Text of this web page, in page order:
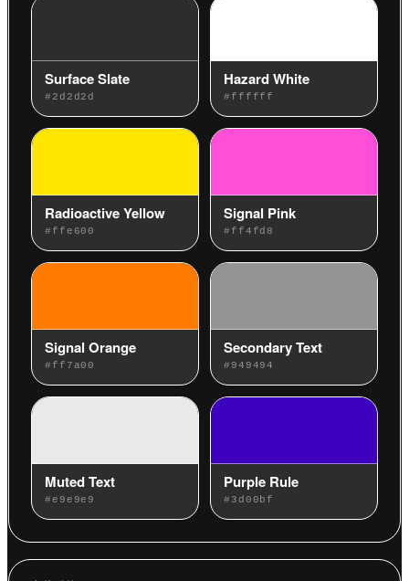
Surface Slate
#2d2d2d
Hazard White
#ffffff
Radioactive Yellow
#ffe600
Signal Pink
#ff4fd8
Signal Orange
#ff7a00
Secondary Text
#949494
Muted Text
#e9e9e9
Purple Rule
#3d00bf